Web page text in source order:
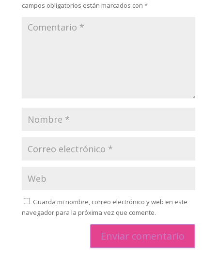
campos obligatorios están marcados con *
Guarda mi nombre, correo electrónico y web en este
navegador para la próxima vez que comente.